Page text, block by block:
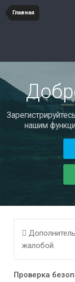
Главная
нашим
жалобой.
Проверка